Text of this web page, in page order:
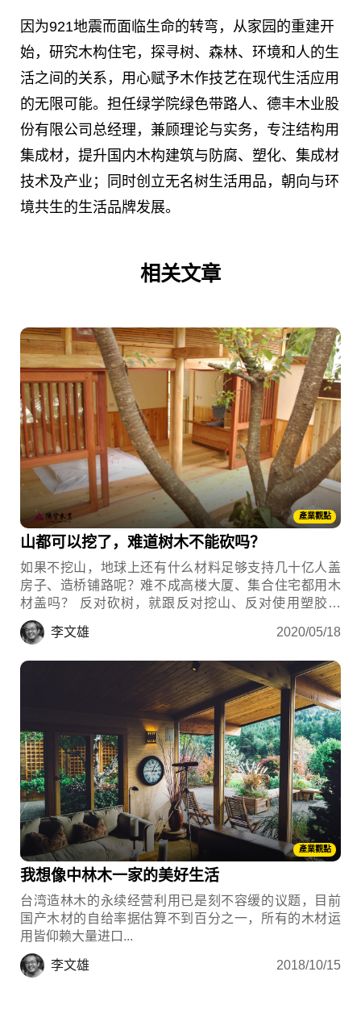
因为921地震而面临生命的转弯，从家园的重建开
始，研究木构住宅，探寻树、森林、环境和人的生
活之间的关系，用心赋予木作技艺在现代生活应用
的无限可能。担任绿学院绿色带路人、德丰木业股
份有限公司总经理，兼顾理论与实务，专注结构用
集成材，提升国内木构建筑与防腐、塑化、集成材
技术及产业；同时创立无名树生活用品，朝向与环
境共生的生活品牌发展。
相关文章
產業觀點
山都可以挖了，难道树木不能砍吗？
如果不挖山，地球上还有什么材料足够支持几十亿人盖
房子、造桥铺路呢？难不成高楼大厦、集合住宅都用木
材盖吗？ 反对砍树，就跟反对挖山、反对使用塑胶一
样，都是假掰的文青行为
李文雄
2020/05/18
產業觀點
我想像中林木一家的美好生活
台湾造林木的永续经营利用已是刻不容缓的议题，目前
国产木材的自给率据估算不到百分之一，所有的木材运
用皆仰赖大量进口...
李文雄 2018/10/15